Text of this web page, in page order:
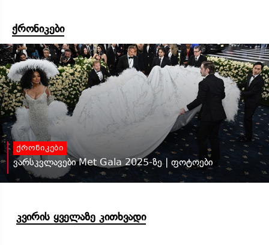
ქრონიკები
ქრონიკები
ვარსკვლავები Met Gala 2025-ზე | ფოტოები
კვირის ყველაზე კითხვადი